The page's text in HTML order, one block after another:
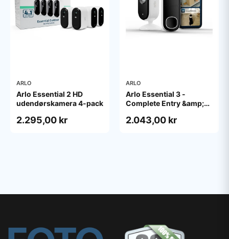
ARLO
Arlo Essential 2 HD
udendørskamera 4-pack
2.295,00 kr
ARLO
Arlo Essential 3 -
Complete Entry &amp;
network surveillance
2.043,00 kr